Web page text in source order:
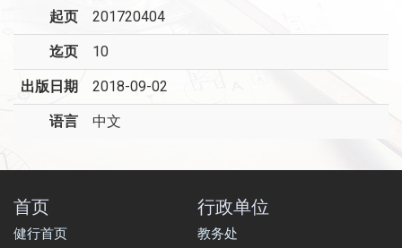
起页 201720404
迄页 10
出版日期 2018-09-02
语言 中文
首页
健行首页
行政单位
教务处